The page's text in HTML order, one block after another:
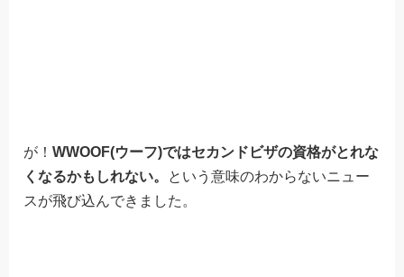
が！WWOOF(ウーフ)ではセカンドビザの資格がとれな
くなるかもしれない。 という意味のわからないニュー
スが飛び込んできました。